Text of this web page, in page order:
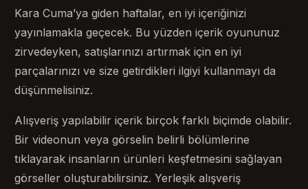
Kara Cuma’ya giden haftalar, en iyi içeriğinizi
yayınlamakla geçecek. Bu yüzden içerik oyununuz
zirvedeyken, satışlarınızı artırmak için en iyi
parçalarınızı ve size getirdikleri ilgiyi kullanmayı da
düşünmelisiniz.
Alışveriş yapılabilir içerik birçok farklı biçimde olabilir.
Bir videonun veya görselin belirli bölümlerine
tıklayarak insanların ürünleri keşfetmesini sağlayan
görseller oluşturabilirsiniz. Yerleşik alışveriş